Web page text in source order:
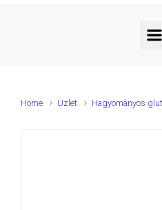
Home Üzlet Hagyományos